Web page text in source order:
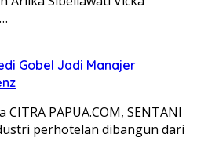
Gobel Jadi Manajer
PAPUA.COM, SENTANI
perhotelan dibangun dari